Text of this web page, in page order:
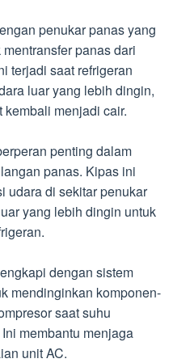
penukar panas yang
panas dari
terjadi saat refrigeran
luar yang lebih dingin,
menjadi cair.
penting dalam
panas. Kipas ini
udara di sekitar penukar
yang lebih dingin untuk
dengan sistem
mendinginkan komponen-
saat suhu
membantu menjaga
unit AC.